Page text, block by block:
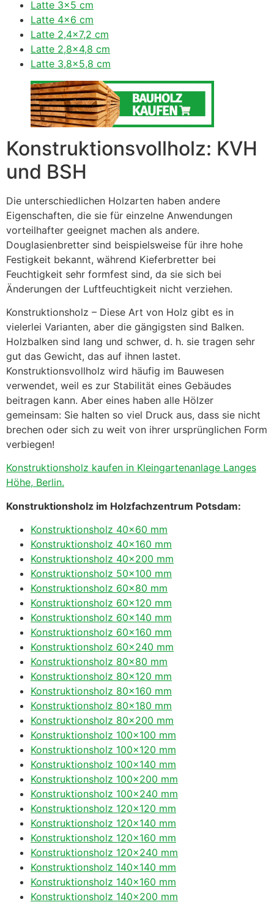
Latte 3×5 cm
Latte 4×6 cm
Latte 2,4×7,2 cm
Latte 2,8×4,8 cm
Latte 3,8×5,8 cm
Konstruktionsvollholz: KVH
und BSH
Die unterschiedlichen Holzarten haben andere
Eigenschaften, die sie für einzelne Anwendungen
vorteilhafter geeignet machen als andere.
Douglasienbretter sind beispielsweise für ihre hohe
Festigkeit bekannt, während Kieferbretter bei
Feuchtigkeit sehr formfest sind, da sie sich bei
Änderungen der Luftfeuchtigkeit nicht verziehen.
Konstruktionsholz – Diese Art von Holz gibt es in
vielerlei Varianten, aber die gängigsten sind Balken.
Holzbalken sind lang und schwer, d. h. sie tragen sehr
gut das Gewicht, das auf ihnen lastet.
Konstruktionsvollholz wird häufig im Bauwesen
verwendet, weil es zur Stabilität eines Gebäudes
beitragen kann. Aber eines haben alle Hölzer
gemeinsam: Sie halten so viel Druck aus, dass sie nicht
brechen oder sich zu weit von ihrer ursprünglichen Form
verbiegen!
Konstruktionsholz kaufen in Kleingartenanlage Langes
Höhe, Berlin.
Konstruktionsholz im Holzfachzentrum Potsdam:
Konstruktionsholz 40×60 mm
Konstruktionsholz 40×160 mm
Konstruktionsholz 40×200 mm
Konstruktionsholz 50×100 mm
Konstruktionsholz 60×80 mm
Konstruktionsholz 60×120 mm
Konstruktionsholz 60×140 mm
Konstruktionsholz 60×160 mm
Konstruktionsholz 60×240 mm
Konstruktionsholz 80×80 mm
Konstruktionsholz 80×120 mm
Konstruktionsholz 80×160 mm
Konstruktionsholz 80×180 mm
Konstruktionsholz 80×200 mm
Konstruktionsholz 100×100 mm
Konstruktionsholz 100×120 mm
Konstruktionsholz 100×140 mm
Konstruktionsholz 100×200 mm
Konstruktionsholz 100×240 mm
Konstruktionsholz 120×120 mm
Konstruktionsholz 120×140 mm
Konstruktionsholz 120×160 mm
Konstruktionsholz 120×240 mm
Konstruktionsholz 140×140 mm
Konstruktionsholz 140×160 mm
Konstruktionsholz 140×200 mm